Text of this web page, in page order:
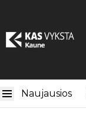
Naujausios